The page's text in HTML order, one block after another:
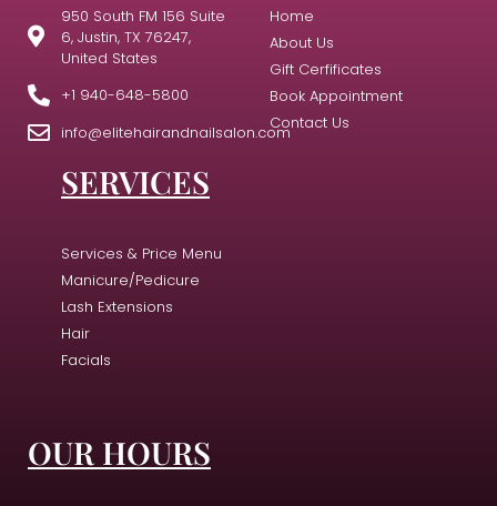
950 South FM 156 Suite
6, Justin, TX 76247,
United States
+1 940-648-5800
info@elitehairandnailsalon.com
Home
About Us
Gift Cerfificates
Book Appointment
Contact Us
SERVICES
Services & Price Menu
Manicure/Pedicure
Lash Extensions
Hair
Facials
OUR HOURS